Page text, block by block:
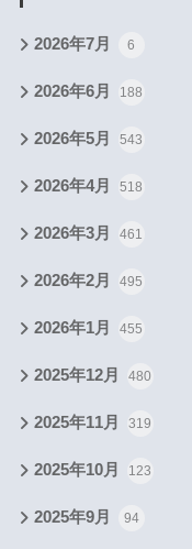
2026年7月 6
2026年6月 188
2026年5月 543
2026年4月 518
2026年3月 461
2026年2月 495
2026年1月 455
2025年12月 480
2025年11月 319
2025年10月 123
2025年9月 94